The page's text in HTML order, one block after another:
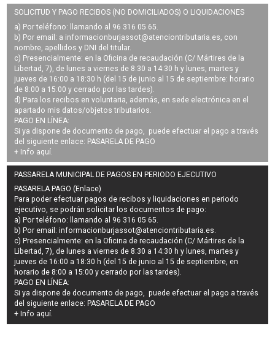
SOLICITUD Y PAGO RECIBOS (NO DOMICILIADOS) O LIQUIDACIONES
a) Por teléfono: llamando al 96 316 05 65.
b) Por email: a informacionburjassot@atenciontributaria.es, con
nombre, apellidos y DNI del titular.
c) Presencialmente: en la Oficina de recaudación (C/ Mártires de la
Libertad, 7), de lunes a viernes de 8:30 a 14:30 h y lunes, martes y
jueves de 16:00 a 18:30 h (del 15 de junio al 15 de septiembre: horario
de 8:00 a 15:00 y cerrado por las tardes).
d) Para los recibos en voluntaria, además, en sede electrónica en el
apartado mis datos/objetos tributarios.
PAGO EN LÍNEA:
Si ya dispone de documento de pago, puede efectuar el pago a través
del siguiente enlace: PASARELA DE PAGO
+ Info aquí.
PASSARELA MUNICIPAL DE PAGOS EN PERIODO EJECUTIVO
PASARELA PAGO (Enlace)
Para poder efectuar pagos derecibos y liquidaciones en periodo
ejecutivo, se podrán solicitar los documentos de pago:
a) Por teléfono: llamando al 96 316 05 65.
b) Por email:informacionburjassot@atenciontributaria.es.
c) Presencialmente: en la Oficina de recaudación (C/ Mártires de la
Libertad, 7), de lunes a viernes de 8:30 a 14:30 h y lunes, martes y
jueves de 16:00 a 18:30 h (del 15 de junio al 15 de septiembre, en
horario de 8:00 a 15:00 y cerrado por las tardes).
PAGO EN LÍNEA:
Si ya dispone de documento de pago, puede efectuar el pago a través
del siguiente enlace: PASARELA DE PAGO
+ Info aquí.